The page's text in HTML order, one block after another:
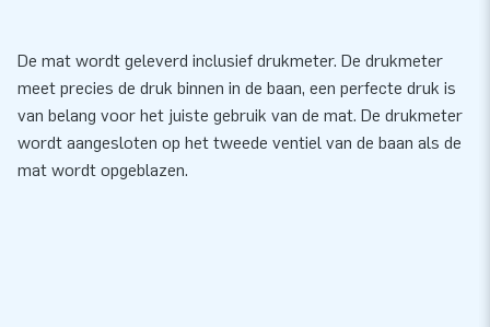
De mat wordt geleverd inclusief drukmeter. De drukmeter
meet precies de druk binnen in de baan, een perfecte druk is
van belang voor het juiste gebruik van de mat. De drukmeter
wordt aangesloten op het tweede ventiel van de baan als de
mat wordt opgeblazen.